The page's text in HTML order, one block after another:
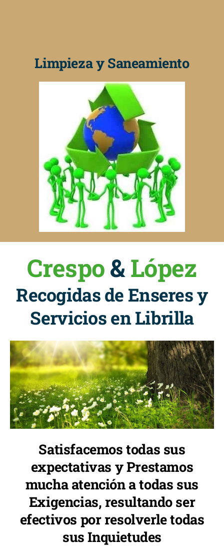
Limpieza y Saneamiento
Crespo&López
Recogidas de Enseres y
Servicios en Librilla
Satisfacemos todas sus
expectativas y Prestamos
mucha atención a todas sus
Exigencias, resultando ser
efectivos por resolverle todas
sus Inquietudes